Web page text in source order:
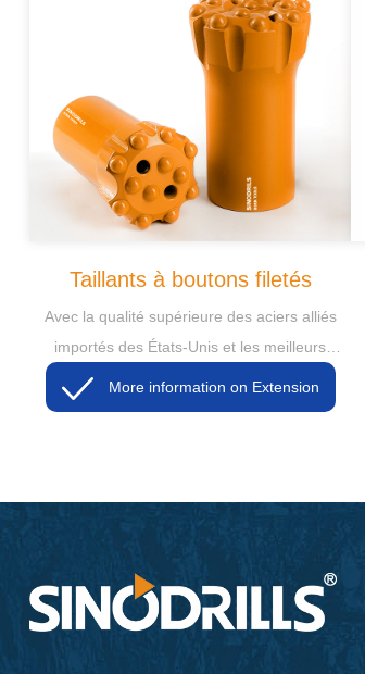
Taillants à boutons filetés
Avec la qualité supérieure des aciers alliés
importés des États-Unis et les meilleurs
carbures fabriqués en Chine, nous
produisons tous les taillants à bouton rétro
More information on Extension